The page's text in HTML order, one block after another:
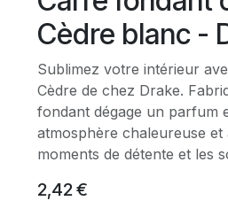
Cèdre blanc -
Sublimez votre intérieur
Cèdre de chez Drake.
fondant dégage un parfum
atmosphère chaleureuse
moments de détente et les
2,42€